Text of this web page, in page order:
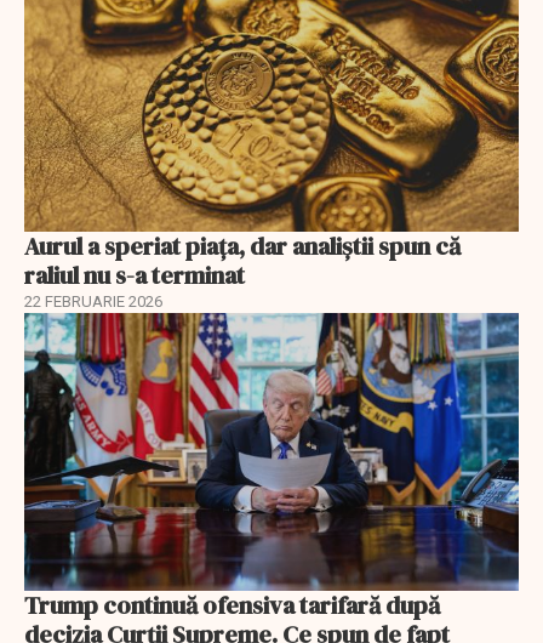
Aurul a speriat piața, dar analiștii spun că
raliul nu s-a terminat
22 FEBRUARIE 2026
Trump continuă ofensiva tarifară după
decizia Curții Supreme. Ce spun de fapt